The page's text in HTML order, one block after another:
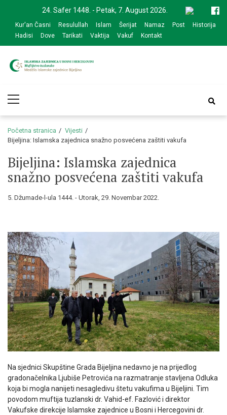
navigation
content
24. Safer 1448. - Petak, 7. August 2026.
Kur'an Časni Resulullah Islam Šerijat Namaz Post
Historija
Hadisi
Dove Tarikati Vaktija Vakuf Kontakt
zajednice Bijeljina
Menu
Početna stranica
Vijesti
Bijeljina: Islamska zajednica snažno posvećena zaštiti vakufa
Bijeljina: Islamska zajednica
snažno posvećena zaštiti vakufa
5. Džumade-l-ula 1444. - Utorak, 29. Novembar 2022.
Na sjednici Skupštine Grada Bijeljina nedavno je na prijedlog
gradonačelnika Ljubiše Petrovića na razmatranje stavljena Odluka
koja bi mogla nanijeti nesagledivu štetu vakufima u Bijeljini. Tim
povodom muftija tuzlanski dr. Vahid-ef. Fazlović i direktor
Vakufske direkcije Islamske zajednice u Bosni i Hercegovini dr.